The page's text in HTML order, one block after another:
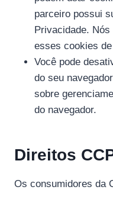
parceiro possui
Privacidade.
esses cookies
Você pode
do seu
sobre
do navegador.
Direitos
Os consumidores da